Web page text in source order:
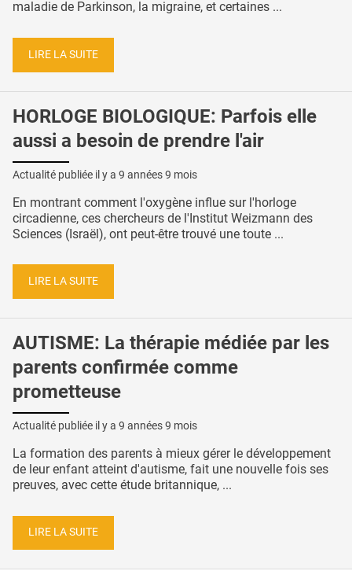
maladie de Parkinson, la migraine, et certaines ...
LIRE LA SUITE
HORLOGE BIOLOGIQUE: Parfois elle
aussi a besoin de prendre l'air
Actualité publiée il y a 9 années 9 mois
En montrant comment l'oxygène influe sur l'horloge
circadienne, ces chercheurs de l'Institut Weizmann des
Sciences (Israël), ont peut-être trouvé une toute ...
LIRE LA SUITE
AUTISME: La thérapie médiée par les
parents confirmée comme
prometteuse
Actualité publiée il y a 9 années 9 mois
La formation des parents à mieux gérer le développement
de leur enfant atteint d'autisme, fait une nouvelle fois ses
preuves, avec cette étude britannique, ...
LIRE LA SUITE